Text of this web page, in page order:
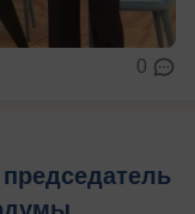
0